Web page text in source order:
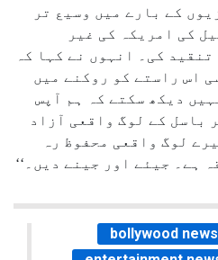
کے بارے میں وسیع تر
کی امریکہ کی غیر
کی۔ انہوں نے کہا کہ
اس راستے کو روکنے میں
دیکھ سکتے کہ ہم آپس
باسل کے لوگ واقعی آزاد
لوگ واقعی محفوظ رہ
ہے۔ جیئے اور جینے دیں۔‘‘
bollywood news